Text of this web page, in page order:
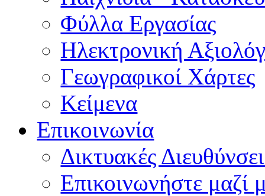
Φύλλα Εργασίας
Ηλεκτρονική
Γεωγραφικοί Χάρτες
Κείμενα
Επικοινωνία
Δικτυακές
Επικοινωνήστε μαζί